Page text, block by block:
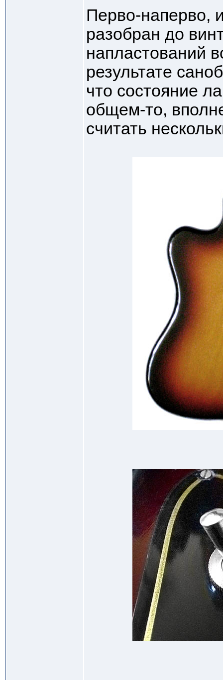
Перво-наперво,
разобран до
напластований
результате
что состояние
общем-то,
считать